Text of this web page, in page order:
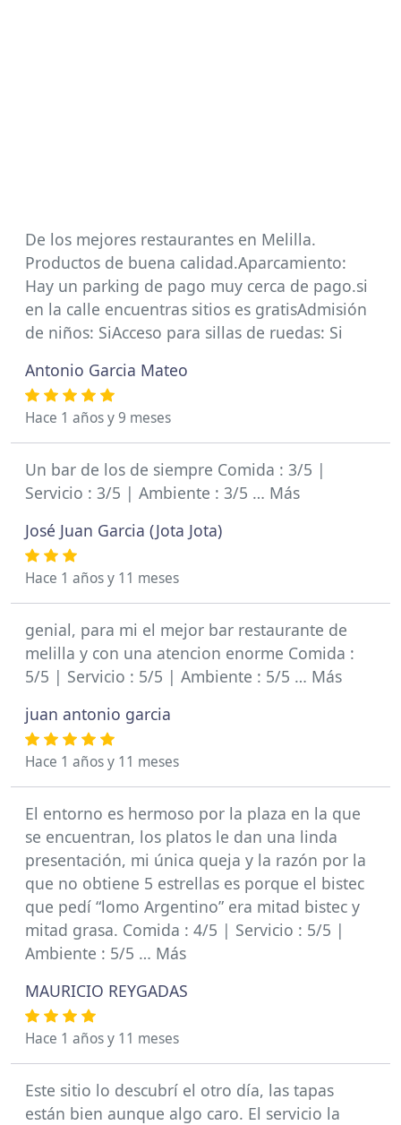
De los mejores restaurantes en Melilla.
Productos de buena calidad.Aparcamiento:
Hay un parking de pago muy cerca de pago.si
en la calle encuentras sitios es gratisAdmisión
de niños: SiAcceso para sillas de ruedas: Si
Antonio Garcia Mateo
Hace 1 años y 9 meses
Un bar de los de siempre Comida : 3/5 |
Servicio : 3/5 | Ambiente : 3/5 … Más
José Juan Garcia (Jota Jota)
Hace 1 años y 11 meses
genial, para mi el mejor bar restaurante de
melilla y con una atencion enorme Comida :
5/5 | Servicio : 5/5 | Ambiente : 5/5 … Más
juan antonio garcia
Hace 1 años y 11 meses
El entorno es hermoso por la plaza en la que
se encuentran, los platos le dan una linda
presentación, mi única queja y la razón por la
que no obtiene 5 estrellas es porque el bistec
que pedí “lomo Argentino” era mitad bistec y
mitad grasa. Comida : 4/5 | Servicio : 5/5 |
Ambiente : 5/5 … Más
MAURICIO REYGADAS
Hace 1 años y 11 meses
Este sitio lo descubrí el otro día, las tapas
están bien aunque algo caro. El servicio la